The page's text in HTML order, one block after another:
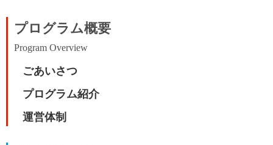
プログラム概要
Program Overview
ごあいさつ
プログラム紹介
運営体制